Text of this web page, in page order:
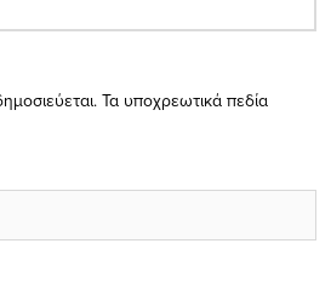
Τα υποχρεωτικά πεδία